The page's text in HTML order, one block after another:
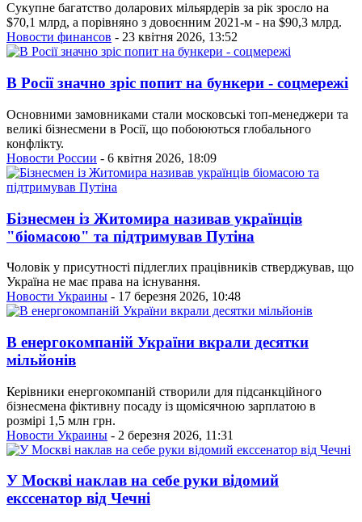
Сукупне багатство доларових мільярдерів за рік зросло на
$70,1 млрд, а порівняно з довоєнним 2021-м - на $90,3 млрд.
Новости финансов - 23 квітня 2026, 13:52
В Росії значно зріс попит на бункери - соцмережі
Основними замовниками стали московські топ-менеджери та
великі бізнесмени в Росії, що побоюються глобального
конфлікту.
Новости России - 6 квітня 2026, 18:09
Бізнесмен із Житомира називав українців
"біомасою" та підтримував Путіна
Чоловік у присутності підлеглих працівників стверджував, що
Україна не має права на існування.
Новости Украины - 17 березня 2026, 10:48
В енергокомпаній України вкрали десятки
мільйонів
Керівники енергокомпаній створили для підсанкційного
бізнесмена фіктивну посаду із щомісячною зарплатою в
розмірі 1,5 млн грн.
Новости Украины - 2 березня 2026, 11:31
У Москві наклав на себе руки відомий
екссенатор від Чечні